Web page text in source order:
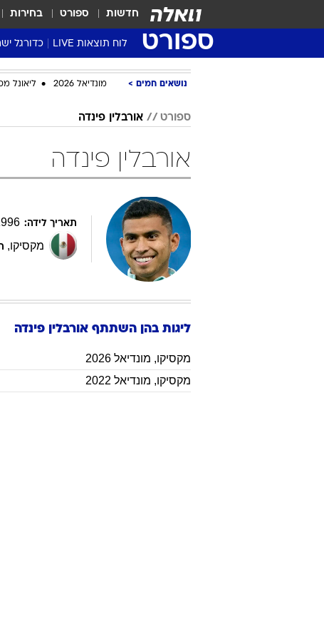
חדשות ספורט בחירות
ספורט לוח תוצאות LIVE כדורגל
ליגת העל Winner
נבחרות
ליגה א'
נושאים חמים מונדיאל 2026 ליאונל
ספורט אורבלין פינדה
אורבלין פינדה
תאריך לידה:
מקסיקו,
ליגות בהן השתתף אורבלין פינדה
מקסיקו, מונדיאל 2026
מקסיקו, מונדיאל 2022